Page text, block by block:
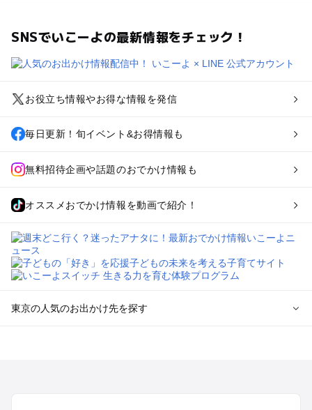
SNSでいこーよの最新情報をチェック！
お役立ち情報やお得な情報を発信
毎日更新！旬イベント&お得情報も
無料招待企画や話題のおでかけ情報も
オススメおでかけ情報を動画で紹介！
東京の人気のお出かけ先を探す